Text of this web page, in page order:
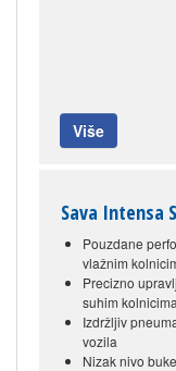
Više
Sava Intensa
Pouzdane
vlažnim
Precizno
suhim kolnicima
Izdržljiv
vozila
Nizak nivo buke